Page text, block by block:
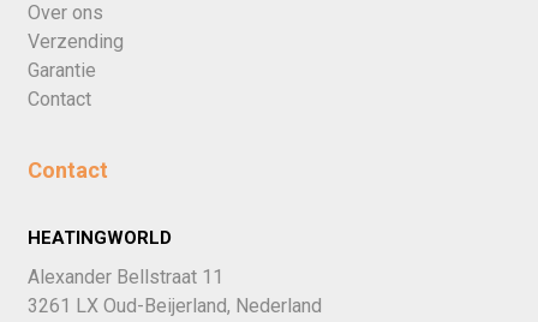
Over ons
Verzending
Garantie
Contact
Contact
HEATINGWORLD
Alexander Bellstraat 11
3261 LX Oud-Beijerland, Nederland